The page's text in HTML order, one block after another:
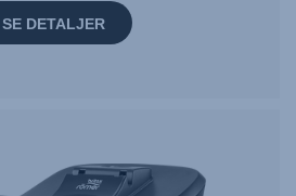
SE DETALJER